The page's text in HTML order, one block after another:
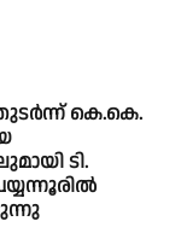
കെ.കെ.
ടി.